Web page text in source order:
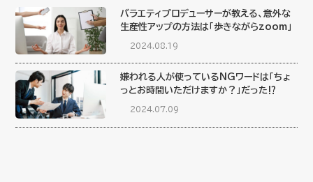
バラエティプロデューサーが教える、意外な
生産性アップの方法は「歩きながらzoom」
2024.08.19
嫌われる人が使っているNGワードは「ちょ
っとお時間いただけますか？」だった⁉︎
2024.07.09